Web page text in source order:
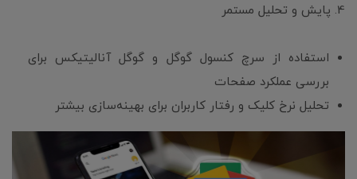
4. پایش و تحلیل مستمر
استفاده از سرچ کنسول گوگل و گوگل آنالیتیکس برای
بررسی عملکرد صفحات
تحلیل نرخ کلیک و رفتار کاربران برای بهینه‌سازی بیشتر